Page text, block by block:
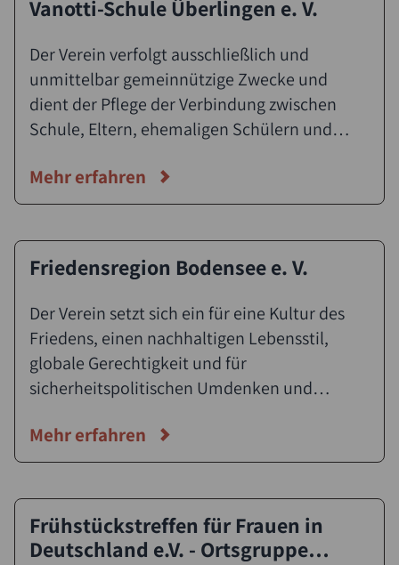
Vanotti-Schule Überlingen e. V.
Der Verein verfolgt ausschließlich und
unmittelbar gemeinnützige Zwecke und
dient der Pflege der Verbindung zwischen
Schule, Eltern, ehemaligen Schülern und
Mehr erfahren
Friedensregion Bodensee e. V.
Der Verein setzt sich ein für eine Kultur des
Friedens, einen nachhaltigen Lebensstil,
globale Gerechtigkeit und für
sicherheitspolitischen Umdenken und
Ausstellungen und Friedensbildende
Maßnahmen fördern wir friedenslogisches
"Sicherheit neu denken ": Grundlage sind die
17 Nachhaltigkeitsziele der UN.
Mehr erfahren
Frühstückstreffen für Frauen in
Deutschland e.V. - Ortsgruppe